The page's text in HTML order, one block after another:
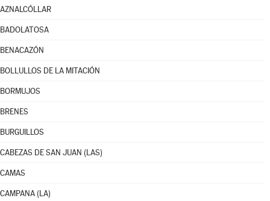
AZNALCÓLLAR
BADOLATOSA
BENACAZÓN
BOLLULLOS DE LA MITACIÓN
BORMUJOS
BRENES
BURGUILLOS
CABEZAS DE SAN JUAN (LAS)
CAMAS
CAMPANA (LA)